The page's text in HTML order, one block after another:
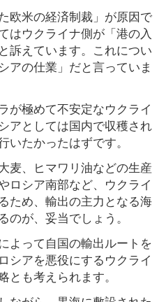
欧米の経済制裁」が原因で
はウクライナ側が「港の入
訴えています。これについ
アの仕業」だと言っていま
が極めて不安定なウクライ
アとしては国内で収穫され
いたかったはずです。
麦、ヒマワリ油などの生産
ロシア南部など、ウクライ
ため、輸出の主力となる海
が、妥当でしょう。
よって自国の輸出ルートを
シアを悪役にするウクライ
とも考えられます。